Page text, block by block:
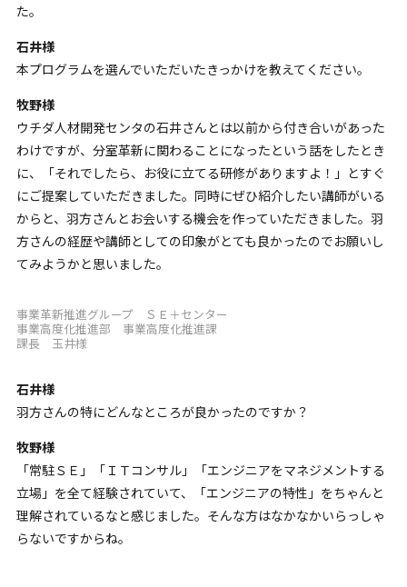
た。
石井様
本プログラムを選んでいただいたきっかけを教えてください。
牧野様
ウチダ人材開発センタの石井さんとは以前から付き合いがあった
わけですが、分室革新に関わることになったという話をしたとき
に、「それでしたら、お役に立てる研修がありますよ！」とすぐ
にご提案していただきました。同時にぜひ紹介したい講師がいる
からと、羽方さんとお会いする機会を作っていただきました。羽
方さんの経歴や講師としての印象がとても良かったのでお願いし
てみようかと思いました。
事業革新推進グループ ＳＥ＋センター
事業高度化推進部 事業高度化推進課
課長 玉井様
石井様
羽方さんの特にどんなところが良かったのですか？
牧野様
「常駐ＳＥ」「ＩＴコンサル」「エンジニアをマネジメントする
立場」を全て経験されていて、「エンジニアの特性」をちゃんと
理解されているなと感じました。そんな方はなかなかいらっしゃ
らないですからね。